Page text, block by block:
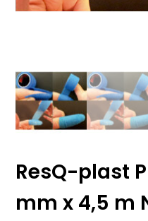
ResQ-plast
mm x 4,5 m